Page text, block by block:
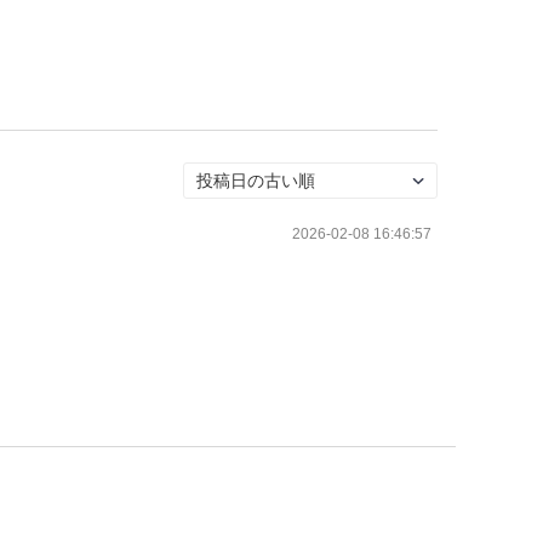
2026-02-08 16:46:57